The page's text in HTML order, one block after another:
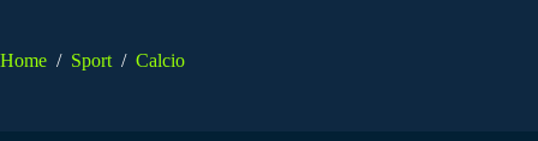
Home / Sport / Calcio